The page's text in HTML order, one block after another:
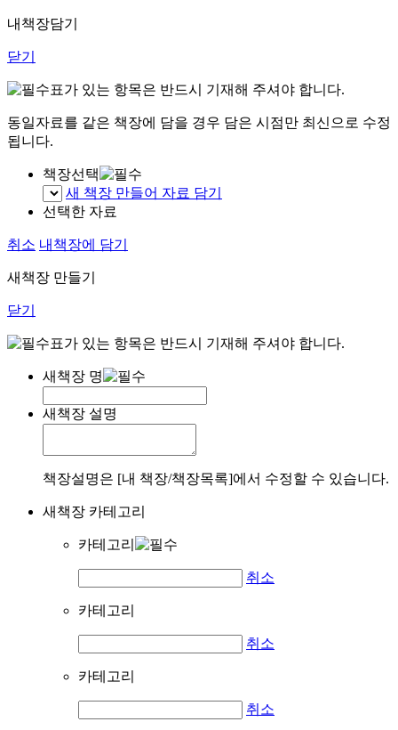
내책장담기
닫기
표가 있는 항목은 반드시 기재해 주셔야 합니다.
동일자료를 같은 책장에 담을 경우 담은 시점만 최신으로 수정
됩니다.
책장선택
새 책장 만들어 자료 담기
선택한 자료
취소 내책장에 담기
새책장 만들기
닫기
표가 있는 항목은 반드시 기재해 주셔야 합니다.
새책장 명
새책장 설명
책장설명은 [내 책장/책장목록]에서 수정할 수 있습니다.
새책장 카테고리
카테고리
취소
카테고리
취소
카테고리
취소